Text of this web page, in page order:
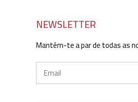
NEWSLETTER
Mantém-te a par de todas as